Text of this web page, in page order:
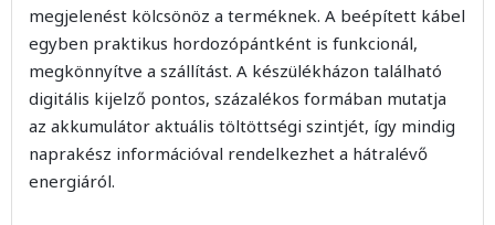
megjelenést kölcsönöz a terméknek. A beépített kábel
egyben praktikus hordozópántként is funkcionál,
megkönnyítve a szállítást. A készülékházon található
digitális kijelző pontos, százalékos formában mutatja
az akkumulátor aktuális töltöttségi szintjét, így mindig
naprakész információval rendelkezhet a hátralévő
energiáról.